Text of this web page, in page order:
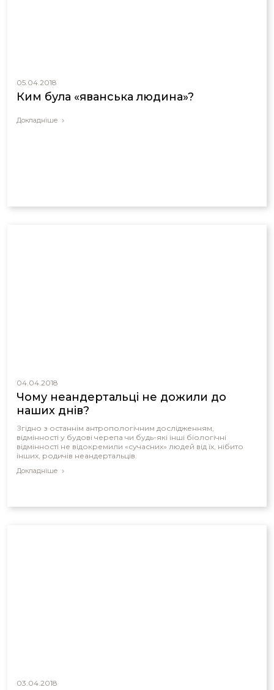
05.04.2018
Ким була «яванська людина»?
Докладніше
04.04.2018
Чому неандертальці не дожили до
наших днів?
Згідно з останнім антропологічним дослідженням,
відмінності у будові черепа чи будь-які інші біологічні
відмінності не відокремили «сучасних» людей від їх, нібито
інших, родичів неандертальців.
Докладніше
03.04.2018